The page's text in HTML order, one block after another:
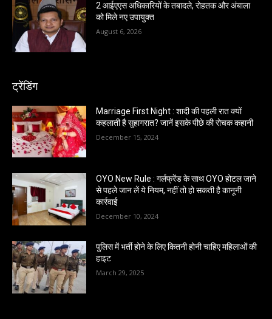
2 आईएएस अधिकारियों के तबादले, रोहतक और अंबाला
को मिले नए उपायुक्त
August 6, 2026
ट्रेंडिंग
Marriage First Night : शादी की पहली रात क्यों
कहलाती है सुहागरात? जानें इसके पीछे की रोचक कहानी
December 15, 2024
OYO New Rule : गर्लफ्रेंड के साथ OYO होटल जाने
से पहले जान लें ये नियम, नहीं तो हो सकती है कानूनी
कार्रवाई
December 10, 2024
पुलिस में भर्ती होने के लिए कितनी होनी चाहिए महिलाओं की
हाइट
March 29, 2025